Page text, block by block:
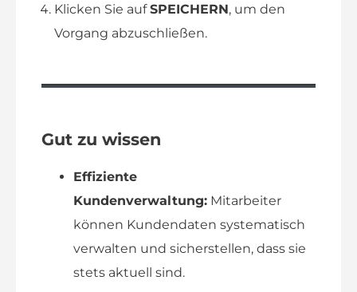
Klicken Sie aufSPEICHERN, um den
Vorgang abzuschließen.
Gut zu wissen
Effiziente
Kundenverwaltung: Mitarbeiter
können Kundendaten systematisch
verwalten und sicherstellen, dass sie
stets aktuell sind.